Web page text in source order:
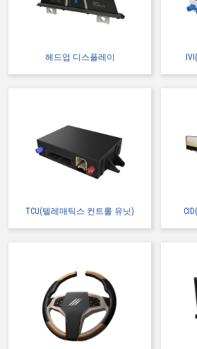
헤드업 디스플레이
TCU(텔레매틱스 컨트롤 유닛)